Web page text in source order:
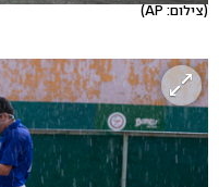
(צילום: AP)